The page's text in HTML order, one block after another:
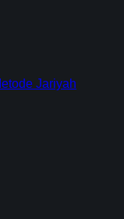
Jariyah